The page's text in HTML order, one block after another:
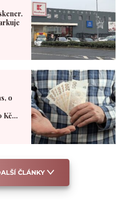
o
Kč
ČLÁNKY